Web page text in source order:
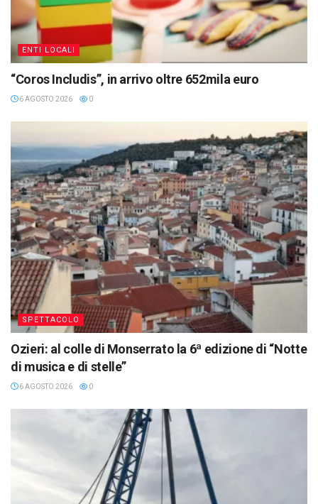
ENTI LOCALI
“Coros Includis”, in arrivo oltre 652mila euro
6 AGOSTO 2026 0
SPETTACOLO
Ozieri: al colle di Monserrato la 6ª edizione di “Notte
di musica e di stelle”
6 AGOSTO 2026 0